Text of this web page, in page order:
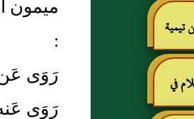
تيمية
في
ميمون
:
رَوَى
رَوَى